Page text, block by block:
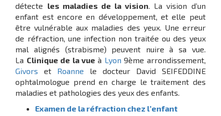
détecte les maladies de la vision. La vision d’un
enfant est encore en développement, et elle peut
être vulnérable aux maladies des yeux. Une erreur
de réfraction, une infection non traitée ou des yeux
mal alignés (strabisme) peuvent nuire à sa vue.
La Clinique de la vue à Lyon 9ème arrondissement,
Givors et Roanne le docteur David SEIFEDDINE
ophtalmologue prend en charge le traitement des
maladies et pathologies des yeux des enfants.
Examen de la réfraction chez l’enfant